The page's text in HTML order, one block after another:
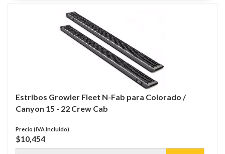
Estribos Growler Fleet N-Fab para Colorado /
Canyon 15 - 22 Crew Cab
$10,454